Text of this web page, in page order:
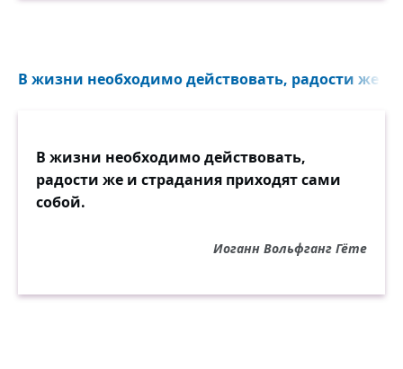
В жизни необходимо действовать, радости же и
В жизни необходимо действовать,
радости же и страдания приходят сами
собой.
Иоганн Вольфганг Гёте